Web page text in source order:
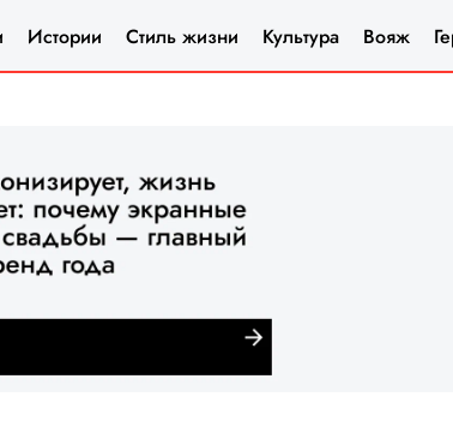
Истории Стиль жизни Культура Вояж